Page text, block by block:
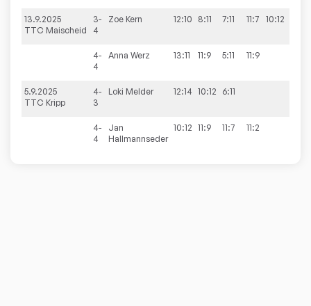
13.9.2025
TTC Maischeid
3-
4
Zoe Kern 12:10 8:11 7:11 11:7 10:12
4-
4
Anna Werz 13:11 11:9 5:11 11:9
5.9.2025
TTC Kripp
4-
3
Loki Melder 12:14 10:12 6:11
4-
4
Jan
Hallmannseder
10:12 11:9 11:7 11:2